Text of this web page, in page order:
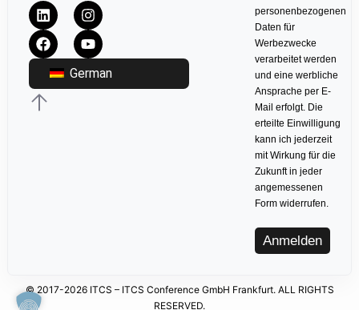
German
personenbezogenen
Daten für
Werbezwecke
verarbeitet werden
und eine werbliche
Ansprache per E-
Mail erfolgt. Die
erteilte Einwilligung
kann ich jederzeit
mit Wirkung für die
Zukunft in jeder
angemessenen
Form widerrufen.
Anmelden
© 2017-2026 ITCS – ITCS Conference GmbH Frankfurt. ALL RIGHTS
RESERVED.